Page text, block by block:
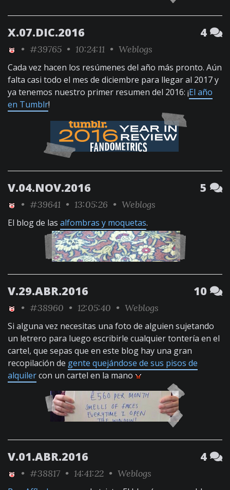
X.07.DIC.2016 4
• #39765 • 10:24:11 • Weblogs
Cada vez hacen los resúmenes del año más pronto. Aún
falta casi todo el mes de diciembre para llegar al 2017 y
ya tenemos nuestro primer resumen del 2016: ¡El año
en Tumblr!
V.04.NOV.2016 5
• #39641 • 13:05:26 • Weblogs
El blog de las alfombras y moquetas.
V.29.ABR.2016 10
• #38960 • 12:05:40 • Weblogs
Si alguna vez necesitas una foto de alguien sujetando
un letrero para luego escribirle cualquier tontería en el
cartel, que sepas que en este blog hay una gran
recopilación de gente quejándose de sus pisos de
alquilercon un cartel en la mano
V.01.ABR.2016 4
• #38817 • 14:41:22 • Weblogs